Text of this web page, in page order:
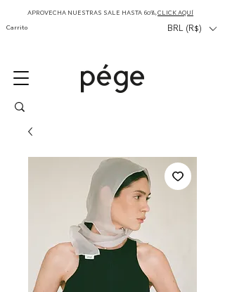
Carrito
APROVECHA NUESTRAS SALE HASTA 60%,CLICK AQUÍ
BRL (R$)